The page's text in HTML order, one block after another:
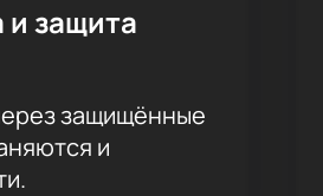
и защита
защищённые
и